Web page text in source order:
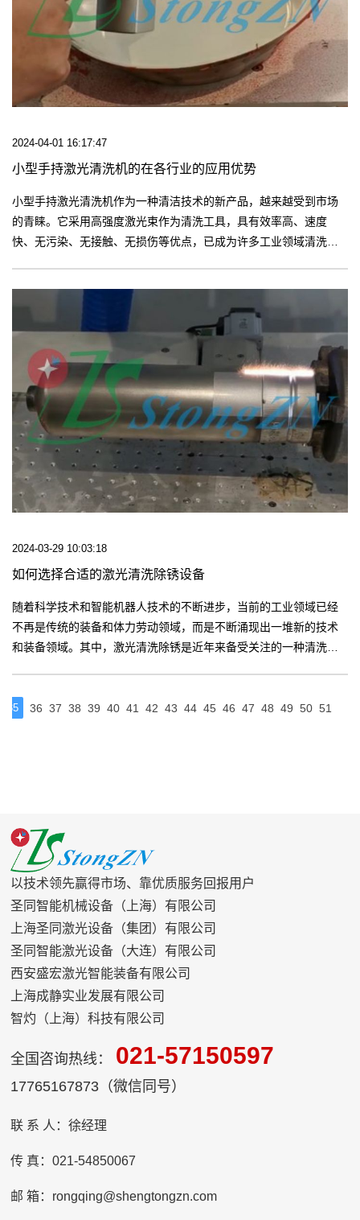
2024-04-01 16:17:47
小型手持激光清洗机的在各行业的应用优势
小型手持激光清洗机作为一种清洁技术的新产品，越来越受到市场
的青睐。它采用高强度激光束作为清洗工具，具有效率高、速度
快、无污染、无接触、无损伤等优点，已成为许多工业领域清洗的
2024-03-29 10:03:18
如何选择合适的激光清洗除锈设备
随着科学技术和智能机器人技术的不断进步，当前的工业领域已经
不再是传统的装备和体力劳动领域，而是不断涌现出一堆新的技术
和装备领域。其中，激光清洗除锈是近年来备受关注的一种清洗设
35 36 37 38 39 40 41 42 43 44 45 46 47 48 49 50 51
以技术领先赢得市场、靠优质服务回报用户
圣同智能机械设备（上海）有限公司
上海圣同激光设备（集团）有限公司
圣同智能激光设备（大连）有限公司
西安盛宏激光智能装备有限公司
上海成静实业发展有限公司
智灼（上海）科技有限公司
全国咨询热线： 021-57150597
17765167873（微信同号）
联 系 人：徐经理
传 真：021-54850067
邮 箱：rongqing@shengtongzn.com